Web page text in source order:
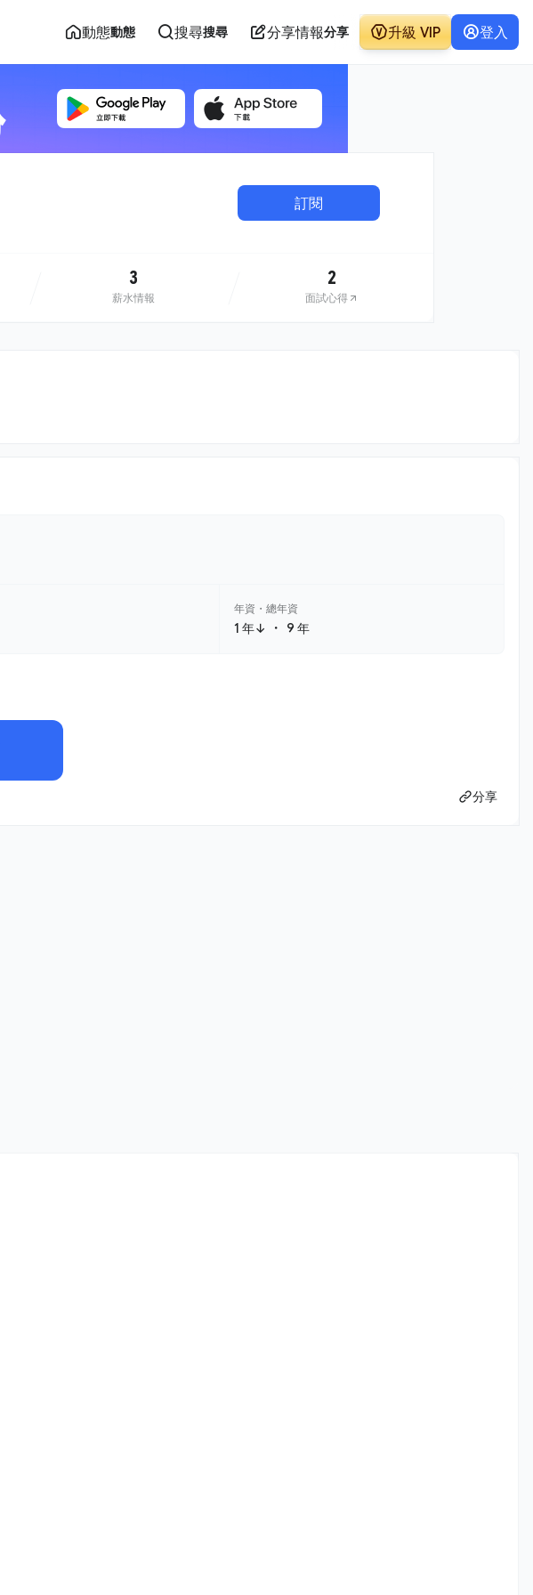
動態動態 搜尋搜尋 分享情報分享 升級 VIP 登入
訂閱
3
薪水情報
2
面試心得
年資・總年資
1 年↓ ・ 9 年
分享